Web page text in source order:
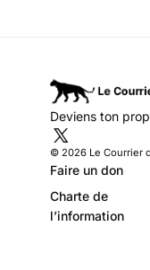
Deviens ton
© 2026 Le Courrier
Faire un don
Charte de
l’information